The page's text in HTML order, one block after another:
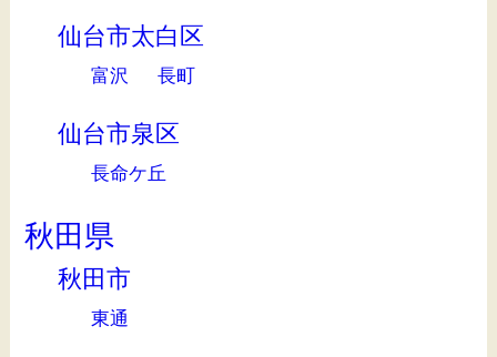
仙台市太白区
富沢 長町
仙台市泉区
長命ケ丘
秋田県
秋田市
東通